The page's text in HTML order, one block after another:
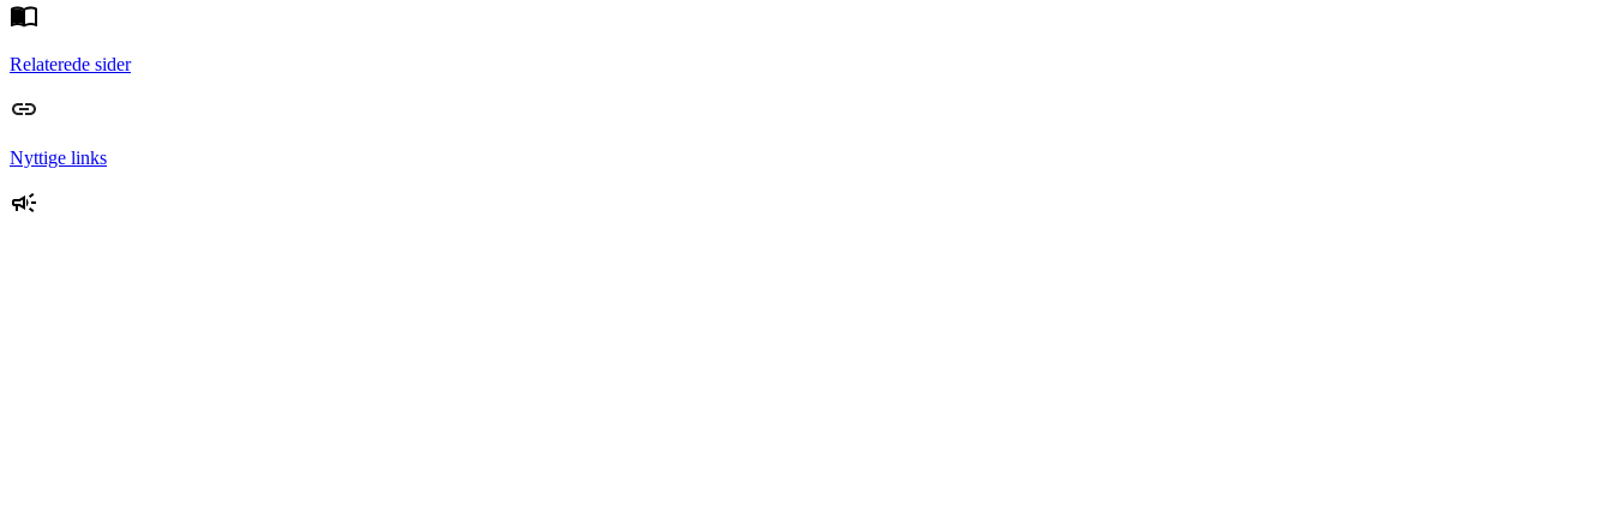
Relaterede sider
Nyttige links